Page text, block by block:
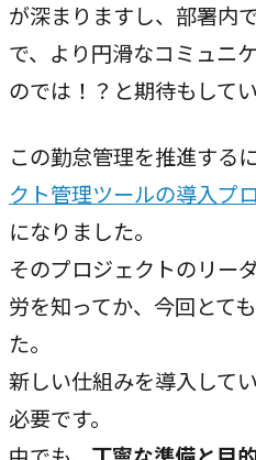
が深まりますし、部署内
で、より円滑なコミュニ
のでは！？と期待もしてい
この勤怠管理を推進する
クト管理ツールの導入プ
になりました。
そのプロジェクトのリー
労を知ってか、今回とて
た。
新しい仕組みを導入して
必要です。